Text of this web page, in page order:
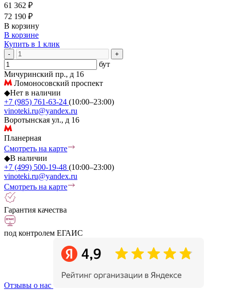
61 362 ₽
72 190 ₽
В корзину
В корзине
Купить в 1 клик
- +
бут
Мичуринский пр., д 16
Ломоносовский проспект
◆Нет в наличии
+7 (985) 761-63-24 (10:00–23:00)
vinoteki.ru@yandex.ru
Воротынская ул., д 16
Планерная
Смотреть на карте
◆В наличии
+7 (499) 500-19-48 (10:00–23:00)
vinoteki.ru@yandex.ru
Смотреть на карте
Гарантия качества
под контролем ЕГАИС
Отзывы о нас